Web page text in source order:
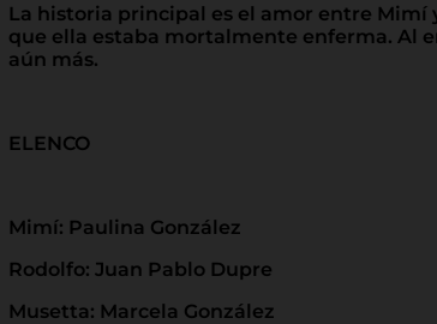
La historia principal es el amor entre Mimí
que ella estaba mortalmente enferma. Al
aún más.
ELENCO
Mimí: Paulina González
Rodolfo: Juan Pablo Dupre
Musetta: Marcela González